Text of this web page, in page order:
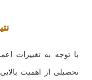
تحصیلی از اهمیت